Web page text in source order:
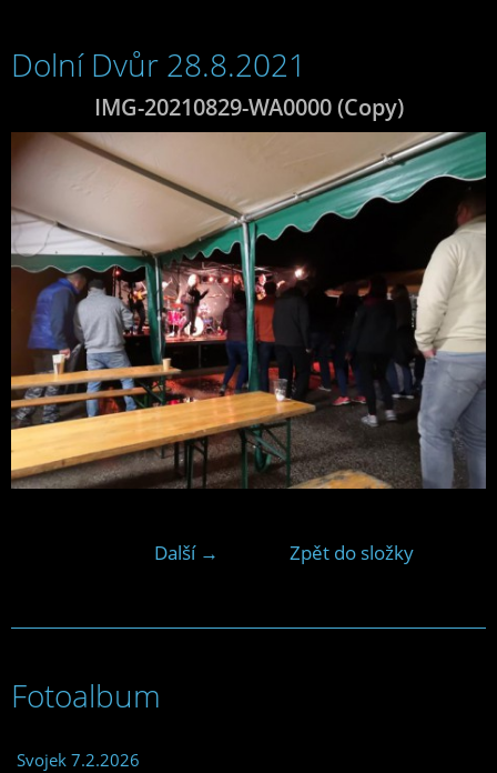
Dolní Dvůr 28.8.2021
IMG-20210829-WA0000 (Copy)
Další → Zpět do složky
Fotoalbum
Svojek 7.2.2026